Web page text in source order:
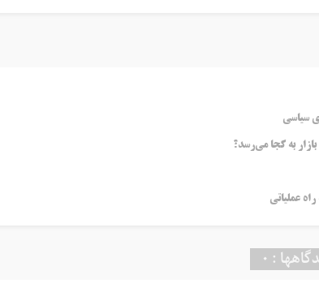
سیاسی
به کجا می‌رسد؟
عملیاتی
: 0